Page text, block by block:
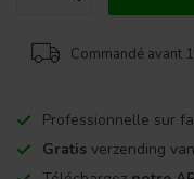
Commandé avant
Professionnelle sur
Gratis verzending